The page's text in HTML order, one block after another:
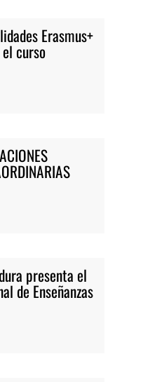
Erasmus+
curso
presenta el
de Enseñanzas